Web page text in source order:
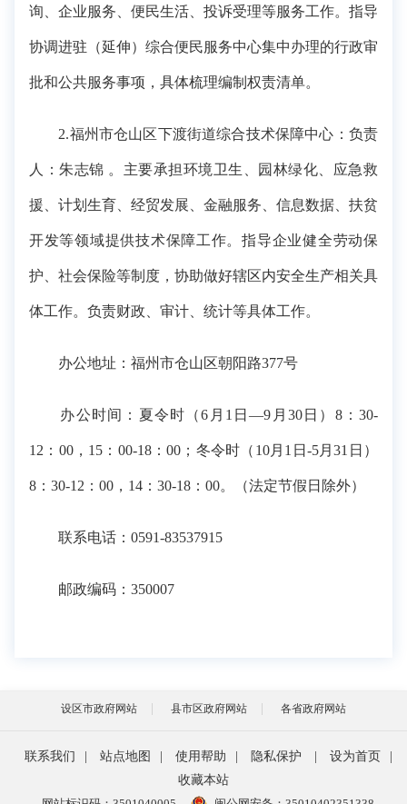
询、企业服务、便民生活、投诉受理等服务工作。指导
协调进驻（延伸）综合便民服务中心集中办理的行政审
批和公共服务事项，具体梳理编制权责清单。
2.福州市仓山区下渡街道综合技术保障中心：负责
人：朱志锦 。主要承担环境卫生、园林绿化、应急救
援、计划生育、经贸发展、金融服务、信息数据、扶贫
开发等领域提供技术保障工作。指导企业健全劳动保
护、社会保险等制度，协助做好辖区内安全生产相关具
体工作。负责财政、审计、统计等具体工作。
办公地址：福州市仓山区朝阳路377号
办公时间：夏令时（6月1日—9月30日）8：30-
12：00，15：00-18：00；冬令时（10月1日-5月31日）
8：30-12：00，14：30-18：00。（法定节假日除外）
联系电话：0591-83537915
邮政编码：350007
设区市政府网站 县市区政府网站 各省政府网站
联系我们 站点地图 使用帮助 隐私保护 设为首页
收藏本站